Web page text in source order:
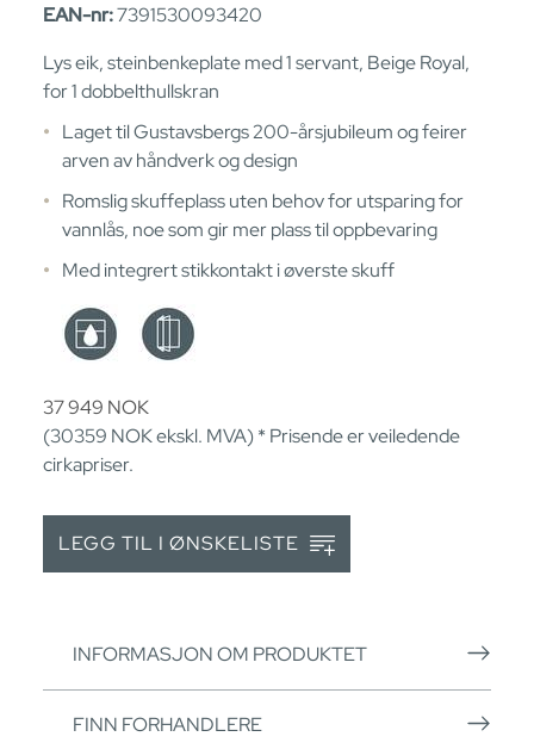
EAN-nr:7391530093420
Lys eik, steinbenkeplate med 1 servant, Beige Royal,
for 1 dobbelthullskran
Laget til Gustavsbergs 200-årsjubileum og feirer
arven av håndverk og design
Romslig skuffeplass uten behov for utsparing for
vannlås, noe som gir mer plass til oppbevaring
Med integrert stikkontakt i øverste skuff
37 949 NOK
(30359 NOKekskl. MVA) * Prisende er veiledende
cirkapriser.
LEGG TIL I ØNSKELISTE
INFORMASJON OM PRODUKTET
FINN FORHANDLERE